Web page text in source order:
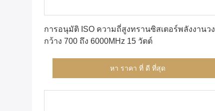
การอนุมัติ ISO ความถี่สูงทรานซิสเตอร์พลังงานวง
กว้าง 700 ถึง 6000MHz 15 วัตต์
หา ราคา ที่ ดี ที่สุด